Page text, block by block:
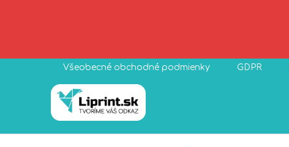
Všeobecné obchodné podmienky GDPR